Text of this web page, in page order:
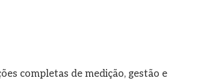
completas de medição, gestão e